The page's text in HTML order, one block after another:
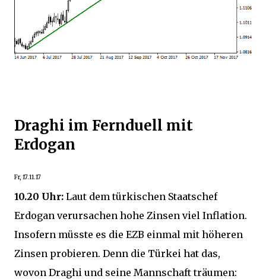
Draghi im Fernduell mit
Erdogan
Fr, 17.11.17
10.20 Uhr: Laut dem türkischen Staatschef
Erdogan verursachen hohe Zinsen viel Inflation.
Insofern müsste es die EZB einmal mit höheren
Zinsen probieren. Denn die Türkei hat das,
wovon Draghi und seine Mannschaft träumen: